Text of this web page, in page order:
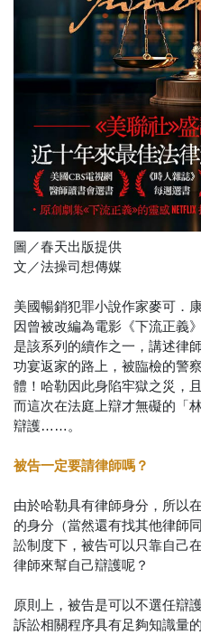
圖／春天出版提供
文／法操司想傳媒
美國暢銷犯罪小說作家麥可．
因曾被改編為電影《下流正義
是該系列的續作之一，講述律
功宴返家的路上，被臨檢的警
體！哈勒因此身陷牢獄之災，
而這次在法庭上辯才無礙的「
辯護……。
被告一定要請律師嗎？
由於哈勒具有律師身分，所以
的身分（當然還有找其他律師
訟制度下，被告可以只靠自己
律師來幫自己辯護呢？
原則上，被告是可以不選任辯
訴訟相關程序具有足夠知識量